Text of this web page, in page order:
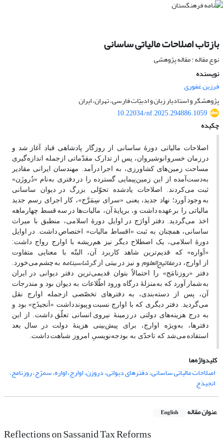
بازتاب اصلاحات مالیاتی ساسانی
نوع مقاله : مقاله پژوهشی
نویسنده
فرزین غفوری
پژوهشگر و استادیار زبان و ادبیّات فارسی، تهران، ایران
10.22034/nf.2025.294886.1059
چکیده
اصلاحات مالیاتی دورۀ ساسانی از روزگار پادشاهی قباد آغاز شد و
در زمان خسرو انوشیروان، پس از تدارک مقدّماتی ازجمله اندازه‌گیری
مساحت زمین‌های کشاورزی، به اجرا
درآمد. مهندسان ایرانی مقادیر
به‌دست‌آمده از این زمین‌پیمایی گسترده را در دفتری به‌نام «دُروزَن»
ثبت می‌کردند. اصلاحات یادشده تحوّلی بزرگ در
دیوان ساسانی
به وجود آورد؛ نهاد جدید، یعنی «سرای سِمَرَّج»، کار اجرای رسم جدید
مالیاتی را بر عهده داشت و، برپایۀ آن‌، مالیات‌ها در سه قسط چهارماهه
اخذ می‌گردید. دفتر
اَوارَج در
اوایل دورۀ اسلامی، منطبق با میراث
ساسانی، همچنان به ثبت «اقساط مالیات» اختصاص داشت. در
اوایل
دورۀ اسلامی، یک اصطلاح دیگر نیز هم‌ریشه با اوارج رواج داشت:
«اَواره» که قدیم‌ترین شاهد کاربرد آن، البتّه با معنایی متفاوت
از اوارج، درمفاتیح‌العلوم و نیز در بیتی ازگرشاسبنامه به چشم می‌خورد.
دفتر «روزنامَج» را احتمالاً بتوان قدیمی‌ترین دفتر دیوانی در
ایران
به شمار
آورد که به‌منزلۀ درگاه ورود اطّلاعات به دیوان بود و مندرجات
آن، پس از دسته‌بندی، به دفترهای تخصّصی ازجمله اوارج نقل
می‌گردید. دفتر دیگری که با اوارج نسبت و پیوندداشت «اَنجیذَج» بود و
به درج هزینه‌های دولتی در زمینۀ نیروی انسانی تعلّق داشت. از این
دفترها، به‌ویژه اوارج، برای پیش‌بینی هزینۀ دولت در
سال بعد
استفاده می‌شد که تاحدّی به بودجه‌نویسیِ امروز شباهت داشت.
کلیدواژه‌ها
اصلاحات مالیاتی ساسانی، دفترهای دیوانی، دروزن، اوارج، اواره، سمرّج، روزنامج،
انجیذج
عنوان مقاله English
Reflections on Sassanid Tax Reforms